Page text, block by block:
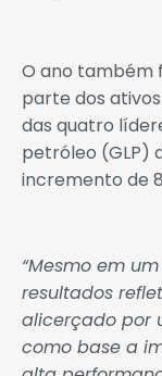
O ano também
parte dos ativos
das quatro
petróleo (GLP)
incremento de
“Mesmo em
resultados
alicerçado por
como base a